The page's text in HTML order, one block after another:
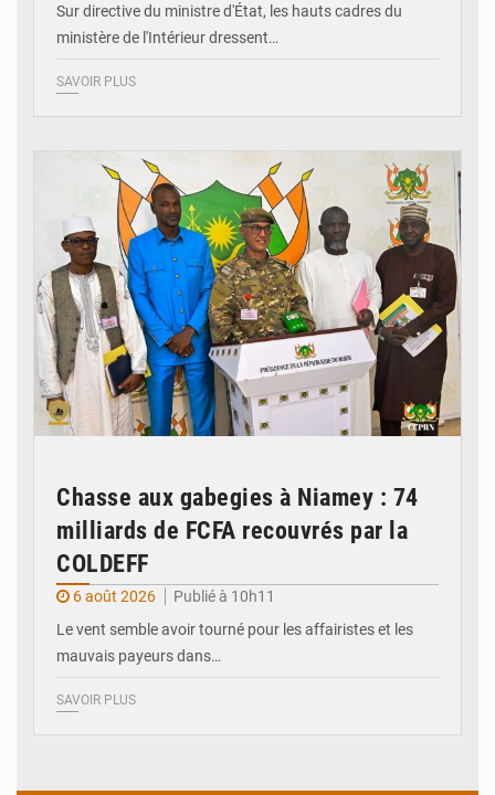
Sur directive du ministre d'État, les hauts cadres du
ministère de l'Intérieur dressent…
SAVOIR PLUS
Chasse aux gabegies à Niamey : 74
milliards de FCFA recouvrés par la
COLDEFF
6 août 2026
Publié à 10h11
Le vent semble avoir tourné pour les affairistes et les
mauvais payeurs dans…
SAVOIR PLUS